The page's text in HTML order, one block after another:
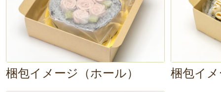
梱包イメージ（ホール） 梱包イ